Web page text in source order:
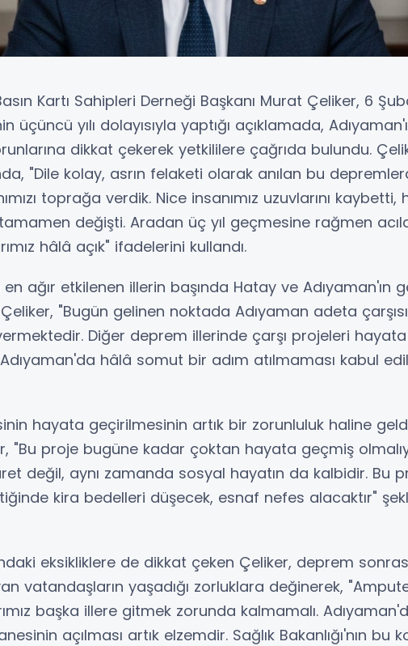
Kartı Sahipleri Derneği Başkanı Murat Çeliker, 6
üçüncü yılı dolayısıyla yaptığı açıklamada,
dikkat çekerek yetkililere çağrıda bulundu.
"Dile kolay, asrın felaketi olarak anılan bu
toprağa verdik. Nice insanımız uzuvlarını kaybetti,
değişti. Aradan üç yıl geçmesine rağmen
hâlâ açık" ifadelerini kullandı.
ağır etkilenen illerin başında Hatay ve Adıyaman'ın
"Bugün gelinen noktada Adıyaman adeta
Diğer deprem illerinde çarşı projeleri hayata
hâlâ somut bir adım atılmaması kabul
hayata geçirilmesinin artık bir zorunluluk haline
"Bu proje bugüne kadar çoktan hayata geçmiş
değil, aynı zamanda sosyal hayatın da kalbidir. Bu
kira bedelleri düşecek, esnaf nefes alacaktır"
eksikliklere de dikkat çeken Çeliker, deprem
vatandaşların yaşadığı zorluklara değinerek,
başka illere gitmek zorunda kalmamalı.
açılması artık elzemdir. Sağlık Bakanlığı'nın bu